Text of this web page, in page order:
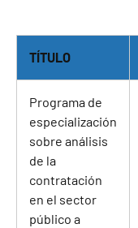
TÍTULO
Programa de
especialización
sobre análisis
de la
contratación
en el sector
público a